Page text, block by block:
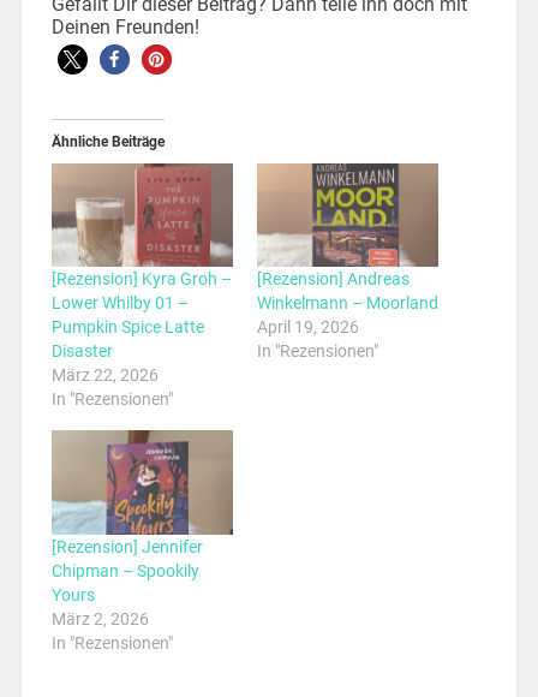
Deinen Freunden!
Ähnliche Beiträge
[Rezension] Kyra Groh –
Lower Whilby 01 –
Pumpkin Spice Latte
Disaster
März 22, 2026
In "Rezensionen"
[Rezension] Andreas
Winkelmann – Moorland
April 19, 2026
In "Rezensionen"
[Rezension] Jennifer
Chipman – Spookily
Yours
März 2, 2026
In "Rezensionen"